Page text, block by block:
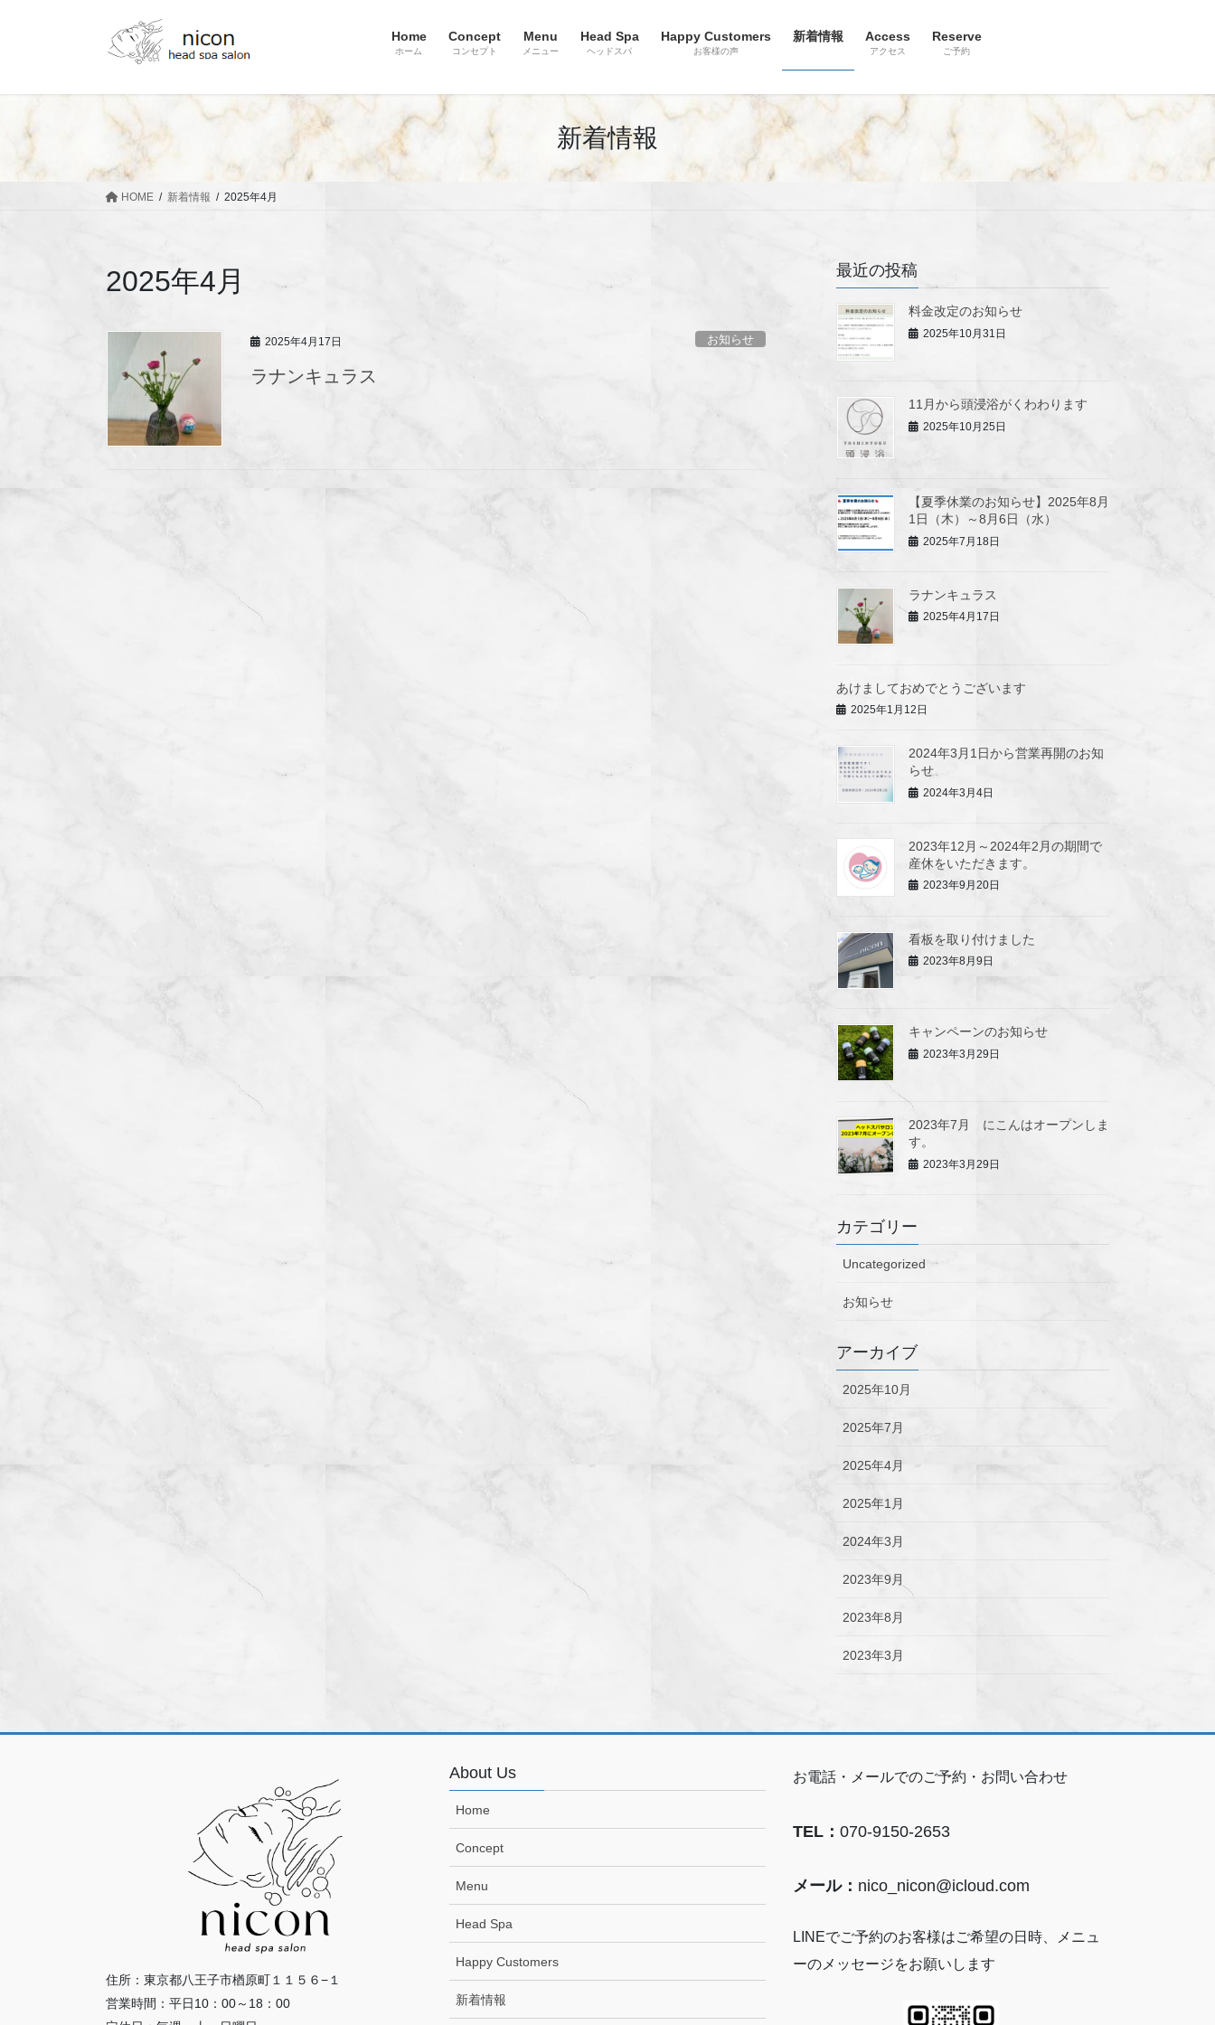
ツ
シ
Home
ホーム
Concept
コンセプト
Menu
メニュー
Head Spa
ヘッドスパ
Happy Customers
お客様の声
新着情報 Access
アクセス
Reserve
ご予約
新着情報
HOME 新着情報 2025年4月
2025年4月
2025年4月17日 お知らせ
ラナンキュラス
最近の投稿
料金改定のお知らせ
2025年10月31日
11月から頭浸浴がくわわります
2025年10月25日
【夏季休業のお知らせ】2025年8月
1日（木）～8月6日（水）
2025年7月18日
ラナンキュラス
2025年4月17日
あけましておめでとうございます
2025年1月12日
2024年3月1日から営業再開のお知
らせ
2024年3月4日
2023年12月～2024年2月の期間で
産休をいただきます。
2023年9月20日
看板を取り付けました
2023年8月9日
キャンペーンのお知らせ
2023年3月29日
2023年7月 にこんはオープンしま
す。
2023年3月29日
カテゴリー
Uncategorized
お知らせ
アーカイブ
2025年10月
2025年7月
2025年4月
2025年1月
2024年3月
2023年9月
2023年8月
2023年3月
住所：東京都八王子市楢原町１１５６−１
営業時間：平日10：00～18：00
About Us
Home
Concept
Menu
Head Spa
Happy Customers
新着情報
お電話・メールでのご予約・お問い合わせ
TEL： 070-9150-2653
メール： nico_nicon@icloud.com
LINEでご予約のお客様はご希望の日時、メニュ
ーのメッセージをお願いします